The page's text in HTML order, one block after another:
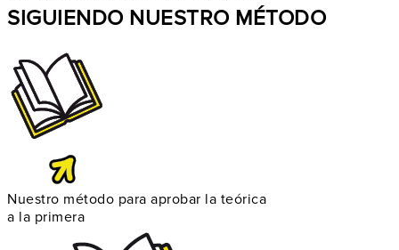
SIGUIENDO NUESTRO MÉTODO
Nuestro método para aprobar la teórica
a la primera